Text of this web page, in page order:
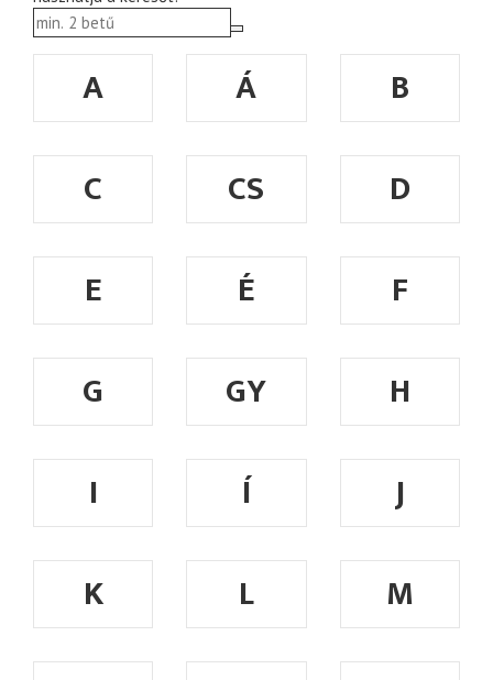
A Á
B
C
CS
D
E
É
F
G
GY
H
I
Í
J
K
L
M